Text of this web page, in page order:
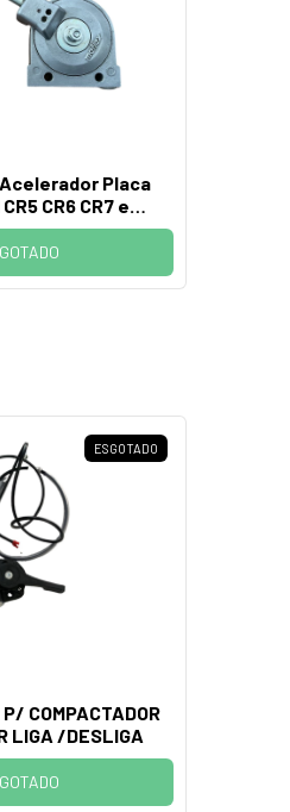
Placa
CR6 CR7 e
ESGOTADO
COMPACTADOR
LIGA /DESLIGA